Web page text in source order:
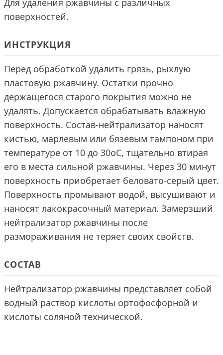
Для удаления ржавчины с различных
поверхностей.
ИНСТРУКЦИЯ
Перед обработкой удалить грязь, рыхлую
пластовую ржавчину. Остатки прочно
держащегося старого покрытия можно не
удалять. Допускается обрабатывать влажную
поверхность. Состав-нейтрализатор наносят
кистью, марлевым или бязевым тампоном при
температуре от 10 до 30оС, тщательно втирая
его в места сильной ржавчины. Через 30 минут
поверхность приобретает беловато-серый цвет.
Поверхность промывают водой, высушивают и
наносят лакокрасочный материал. Замерзший
нейтрализатор ржавчины после
размораживания не теряет своих свойств.
СОСТАВ
Нейтрализатор ржавчины представляет собой
водный раствор кислоты ортофосфорной и
кислоты соляной технической.